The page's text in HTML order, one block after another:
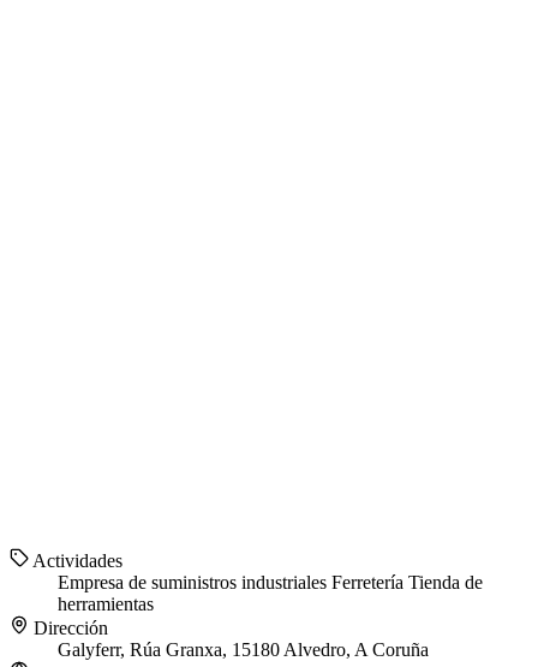
Actividades
Empresa de suministros industriales Ferretería Tienda de
herramientas
Dirección
Galyferr, Rúa Granxa, 15180 Alvedro, A Coruña